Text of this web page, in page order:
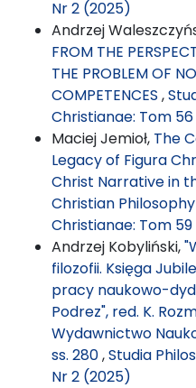
Nr 2 (2025)
Andrzej
FROM THE
THE PROBLEM OF
COMPETENCES ,
Christianae: Tom
Maciej Jemioł, The
Legacy of Figura
Christ Narrative in
Christian Philosophy
Christianae: Tom
Andrzej Kobyliński,
filozofii. Księga
pracy naukowo-
Podrez", red. K.
Wydawnictwo
ss. 280,Studia
Nr 2 (2025)